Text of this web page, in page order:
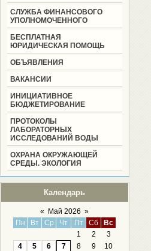
СЛУЖБА ФИНАНСОВОГО
УПОЛНОМОЧЕННОГО
БЕСПЛАТНАЯ
ЮРИДИЧЕСКАЯ ПОМОЩЬ
ОБЪЯВЛЕНИЯ
ВАКАНСИИ
ИНИЦИАТИВНОЕ
БЮДЖЕТИРОВАНИЕ
ПРОТОКОЛЫ
ЛАБОРАТОРНЫХ
ИССЛЕДОВАНИЙ ВОДЫ
ОХРАНА ОКРУЖАЮЩЕЙ
СРЕДЫ. ЭКОЛОГИЯ
Календарь
« Май 2026 »
Пн
Вт Ср Чт Пт Сб
Вс
1
2
3
4
5 6 7 8 9
10